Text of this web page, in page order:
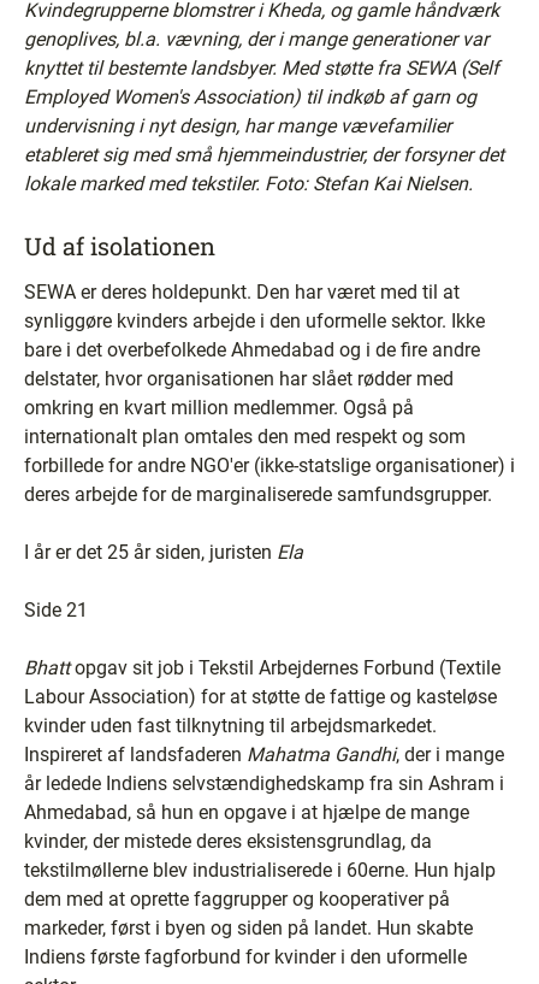
Kvindegrupperne blomstrer i Kheda, og gamle håndværk
genoplives, bl.a. vævning, der i mange generationer var
knyttet til bestemte landsbyer. Med støtte fra SEWA (Self
Employed Women's Association) til indkøb af garn og
undervisning i nyt design, har mange vævefamilier
etableret sig med små hjemmeindustrier, der forsyner det
lokale marked med tekstiler. Foto: Stefan Kai Nielsen.
Ud af isolationen
SEWA er deres holdepunkt. Den har været med til at
synliggøre kvinders arbejde i den uformelle sektor. Ikke
bare i det overbefolkede Ahmedabad og i de fire andre
delstater, hvor organisationen har slået rødder med
omkring en kvart million medlemmer. Også på
internationalt plan omtales den med respekt og som
forbillede for andre NGO'er (ikke-statslige organisationer) i
deres arbejde for de marginaliserede samfundsgrupper.
I år er det 25 år siden, juristen Ela
Side 21
Bhattopgav sit job i Tekstil Arbejdernes Forbund (Textile
Labour Association) for at støtte de fattige og kasteløse
kvinder uden fast tilknytning til arbejdsmarkedet.
Inspireret af landsfaderen Mahatma Gandhi, der i mange
år ledede Indiens selvstændighedskamp fra sin Ashram i
Ahmedabad, så hun en opgave i at hjælpe de mange
kvinder, der mistede deres eksistensgrundlag, da
tekstilmøllerne blev industrialiserede i 60erne. Hun hjalp
dem med at oprette faggrupper og kooperativer på
markeder, først i byen og siden på landet. Hun skabte
Indiens første fagforbund for kvinder i den uformelle